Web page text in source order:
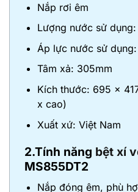
Nắp rơi êm
Lượng nước sử
Áp lực nước sử
Tâm xả: 305mm
Kích thước: 695 x
x cao)
Xuất xứ: Việt Nam
2.Tính năng bệt xí
MS855DT2
Nắp đóng êm, phù